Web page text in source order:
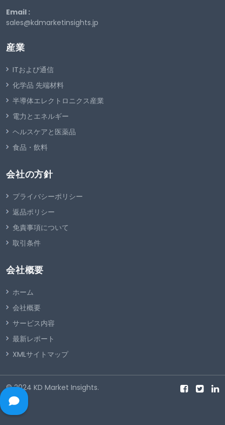
Email :
sales@kdmarketinsights.jp
産業
ITおよび通信
化学品 先端材料
半導体エレクトロニクス産業
電力とエネルギー
ヘルスケアと医薬品
食品・飲料
会社の方針
プライバシーポリシー
返品ポリシー
免責事項について
取引条件
会社概要
ホーム
会社概要
サービス内容
最新レポート
XMLサイトマップ
© 2024 KD Market Insights.